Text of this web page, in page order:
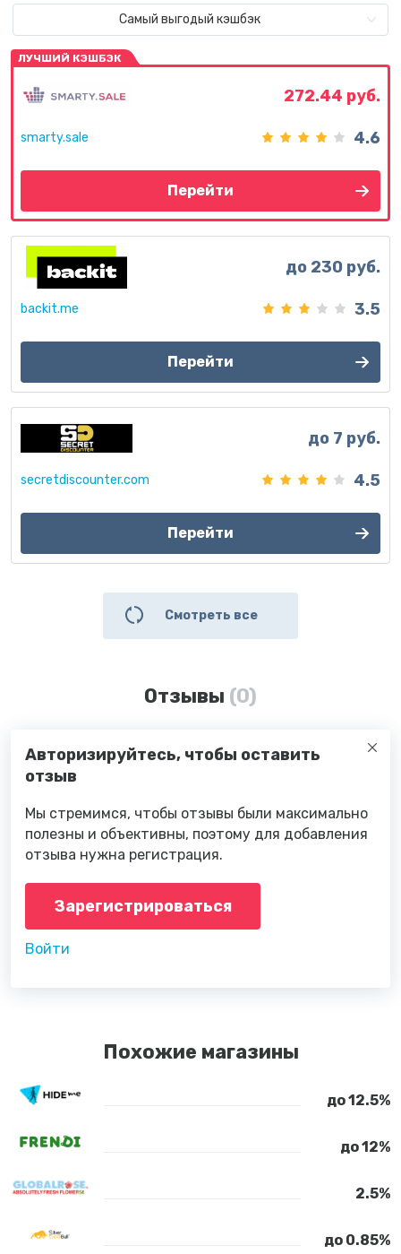
Самый выгодый кэшбэк
ЛУЧШИЙ КЭШБЭК
smarty.sale
272.44 руб.
4.6
Перейти
backit.me
до 230 руб.
3.5
Перейти
secretdiscounter.com
до 7 руб.
4.5
Перейти
Смотреть все
Отзывы (0)
Авторизируйтесь, чтобы оставить
отзыв
Мы стремимся, чтобы отзывы были максимально
полезны и объективны, поэтому для добавления
отзыва нужна регистрация.
Зарегистрироваться
Войти
Похожие магазины
до 12.5%
до 12%
2.5%
до 0.85%